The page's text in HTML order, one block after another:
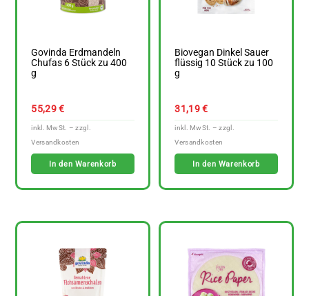
Govinda Erdmandeln
Chufas 6 Stück zu 400
g
55,29€
In den Warenkorb
Biovegan Dinkel Sauer
flüssig 10 Stück zu 100
g
31,19€
In den Warenkorb